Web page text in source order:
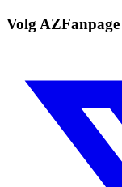
Volg AZFanpage